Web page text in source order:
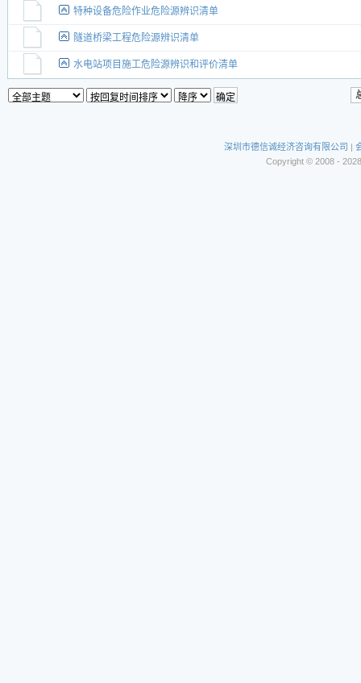
特种设备危险作业危险源辨识清单
隧道桥梁工程危险源辨识清单
水电站项目施工危险源辨识和评价清单
深圳市德信诚经济咨询有限公司 |
Copyright © 2008 -